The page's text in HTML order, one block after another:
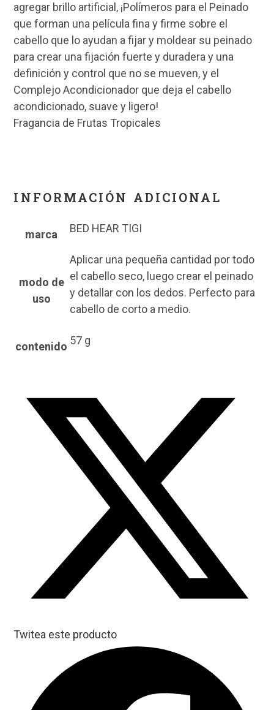
agregar brillo artificial, ¡Polímeros para el Peinado
que forman una película fina y firme sobre el
cabello que lo ayudan a fijar y moldear su peinado
para crear una fijación fuerte y duradera y una
definición y control que no se mueven, y el
Complejo Acondicionador que deja el cabello
acondicionado, suave y ligero!
Fragancia de Frutas Tropicales
INFORMACIÓN ADICIONAL
marca BED HEAR TIGI
modo de
uso
Aplicar una pequeña cantidad por todo
el cabello seco, luego crear el peinado
y detallar con los dedos. Perfecto para
cabello de corto a medio.
contenido 57 g
Twitea este producto